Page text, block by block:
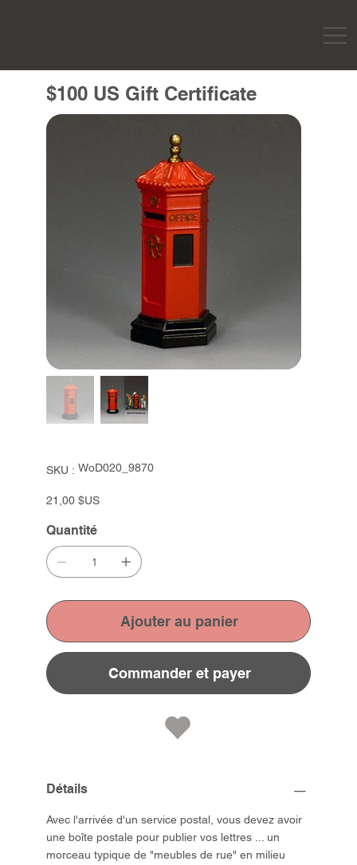
$100 US Gift Certificate
SKU : SKU
WoD020_9870
WoD020_9870
Prix
21,00 $US
Quantité
Ajouter au panier
Commander et payer
Détails
Avec l'arrivée d'un service postal, vous devez avoir
une boîte postale pour publier vos lettres ... un
morceau typique de "meubles de rue" en milieu